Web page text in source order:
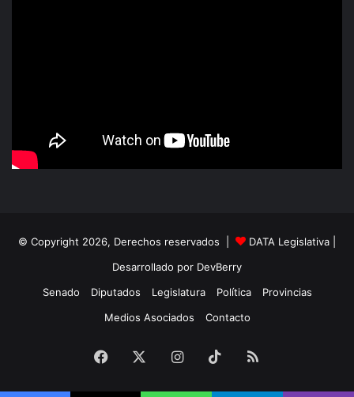
© Copyright 2026, Derechos reservados | DATA Legislativa
Desarrollado por DevBerry
Senado
Diputados Legislatura Política
Provincias
Medios Asociados
Contacto
Facebook Instagram
TikTokRSS